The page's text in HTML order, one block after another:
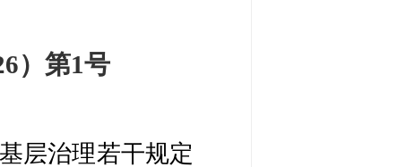
）第1号
层治理若干规定